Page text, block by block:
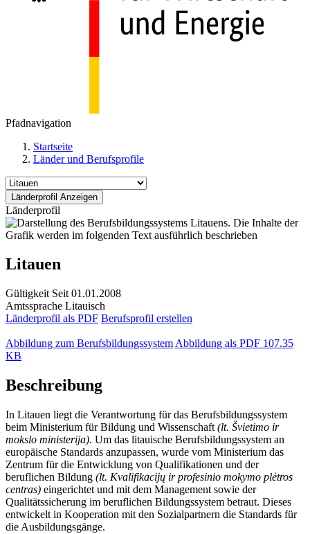
Pfadnavigation
Startseite
Länder und Berufsprofile
Länderprofil
Litauen
Gültigkeit Seit 01.01.2008
Amtssprache Litauisch
Länderprofil als PDF Berufsprofil erstellen
Abbildung zum Berufsbildungssystem Abbildung als PDF 107.35
KB
Beschreibung
In Litauen liegt die Verantwortung für das Berufsbildungssystem
beim Ministerium für Bildung und Wissenschaft (lt. Švietimo ir
mokslo ministerija). Um das litauische Berufsbildungssystem an
europäische Standards anzupassen, wurde vom Ministerium das
Zentrum für die Entwicklung von Qualifikationen und der
beruflichen Bildung (lt. Kvalifikacijų ir profesinio mokymo plėtros
centras) eingerichtet und mit dem Management sowie der
Qualitätssicherung im beruflichen Bildungssystem betraut. Dieses
entwickelt in Kooperation mit den Sozialpartnern die Standards für
die Ausbildungsgänge.